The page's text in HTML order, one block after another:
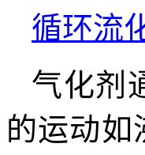
循环流
气化剂
的运动如